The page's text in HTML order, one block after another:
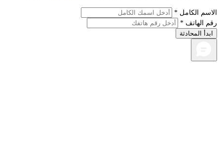
الكامل *
الهاتف *
المحادثة